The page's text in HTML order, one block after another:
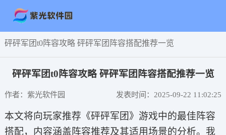
砰砰军团t0阵容攻略 砰砰军团阵容搭配推荐一览
砰砰军团t0阵容攻略 砰砰军团阵容搭配推荐一览
作者：紫光软件园 发表时间：2025-09-22 11:02:25
本文将向玩家推荐《砰砰军团》游戏中的最佳阵容
搭配，内容涵盖阵容推荐及其适用场景的分析。我